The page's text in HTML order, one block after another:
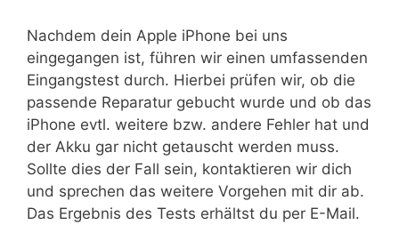
Nachdem dein Apple iPhone bei uns
eingegangen ist, führen wir einen umfassenden
Eingangstest durch. Hierbei prüfen wir, ob die
passende Reparatur gebucht wurde und ob das
iPhone evtl. weitere bzw. andere Fehler hat und
der Akku gar nicht getauscht werden muss.
Sollte dies der Fall sein, kontaktieren wir dich
und sprechen das weitere Vorgehen mit dir ab.
Das Ergebnis des Tests erhältst du per E-Mail.